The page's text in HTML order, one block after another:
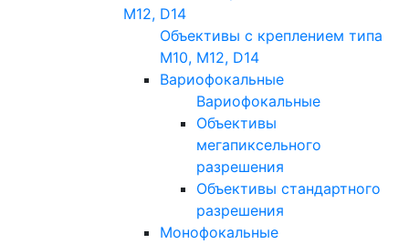
M12, D14
Объективы с креплением типа
M10, M12, D14
Вариофокальные
Вариофокальные
Объективы
мегапиксельного
разрешения
Объективы стандартного
разрешения
Монофокальные